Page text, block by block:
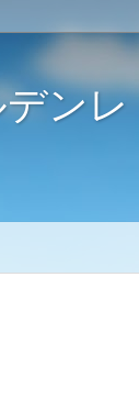
ン